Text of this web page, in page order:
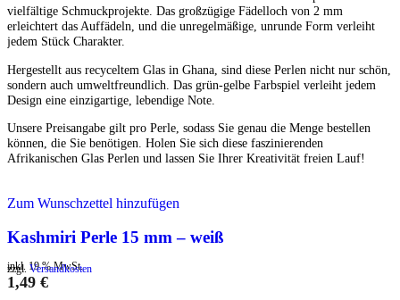
vielfältige Schmuckprojekte. Das großzügige Fädelloch von 2 mm
erleichtert das Auffädeln, und die unregelmäßige, unrunde Form verleiht
jedem Stück Charakter.
Hergestellt aus recyceltem Glas in Ghana, sind diese Perlen nicht nur schön,
sondern auch umweltfreundlich. Das grün-gelbe Farbspiel verleiht jedem
Design eine einzigartige, lebendige Note.
Unsere Preisangabe gilt pro Perle, sodass Sie genau die Menge bestellen
können, die Sie benötigen. Holen Sie sich diese faszinierenden
Afrikanischen Glas Perlen und lassen Sie Ihrer Kreativität freien Lauf!
Zum Wunschzettel hinzufügen
Kashmiri Perle 15 mm – weiß
inkl. 19 % MwSt.
zzgl. Versandkosten
1,49 €